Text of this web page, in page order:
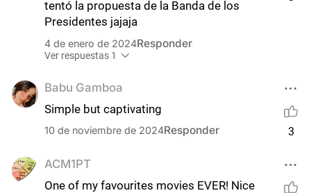
tentó la propuesta de la Banda de los
Presidentes jajaja
4 de enero de 2024Responder
Ver respuestas 1
Babu Gamboa
Simple but captivating
10 de noviembre de 2024Responder 3
ACM1PT
One of my favourites movies EVER! Nice